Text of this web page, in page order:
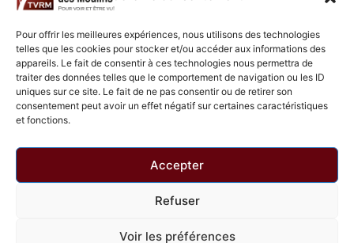
Pour offrir les meilleures expériences, nous utilisons des technologies
telles que les cookies pour stocker et/ou accéder aux informations des
appareils. Le fait de consentir à ces technologies nous permettra de
traiter des données telles que le comportement de navigation ou les ID
uniques sur ce site. Le fait de ne pas consentir ou de retirer son
consentement peut avoir un effet négatif sur certaines caractéristiques
et fonctions.
Accepter
Refuser
Voir les préférences
© 2026 - Télévision Régionale des Moulins. Tous droits réservés.